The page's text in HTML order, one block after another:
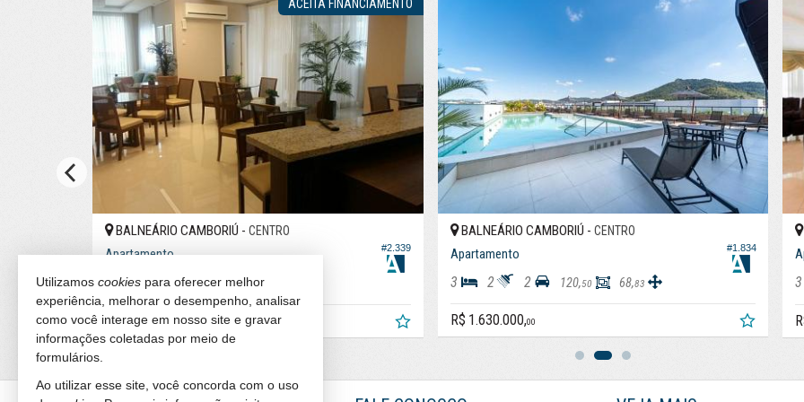
ACEITA FINANCIAMENTO
#2.339
BALNEÁRIO CAMBORIÚ - CENTRO
Apartamento
3 4 2 168,00
R$ 1.890.000,00
#1.834
BALNEÁRIO CAMBORIÚ - CENTRO
Apartamento
3 2 2 120,50 68,83
R$ 1.630.000,00
3
Utilizamos cookies para oferecer melhor
experiência, melhorar o desempenho, analisar
como você interage em nosso site e gravar
informações coletadas por meio de
formulários.
Ao utilizar esse site, você concorda com o uso